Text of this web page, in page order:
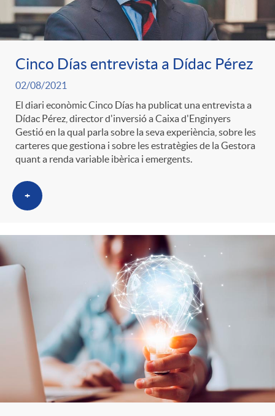
Cinco Días entrevista a Dídac Pérez
02/08/2021
El diari econòmic Cinco Días ha publicat una entrevista a
Dídac Pérez, director d'inversió a Caixa d'Enginyers
Gestió en la qual parla sobre la seva experiència, sobre les
carteres que gestiona i sobre les estratègies de la Gestora
quant a renda variable ibèrica i emergents.
+